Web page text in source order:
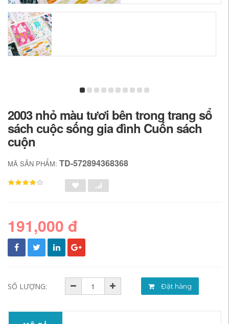
2003 nhỏ màu tươi bên trong trang sổ
sách cuộc sống gia đình Cuốn sách
cuộn
MÃ SẢN PHẨM: TD-572894368368
191,000 đ
SỐ LƯỢNG: Đặt hàng